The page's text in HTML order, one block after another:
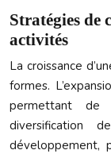
Stratégies de
activités
La croissance
formes.
permettant de
diversification
développement,